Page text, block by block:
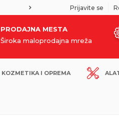
SIGURNO PLAĆANJE
Prijavite se
PRODAJNA MESTA
Široka maloprodajna mreža
KOZMETIKA I OPREMA